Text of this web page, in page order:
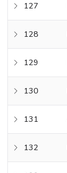
127
128
129
130
131
132